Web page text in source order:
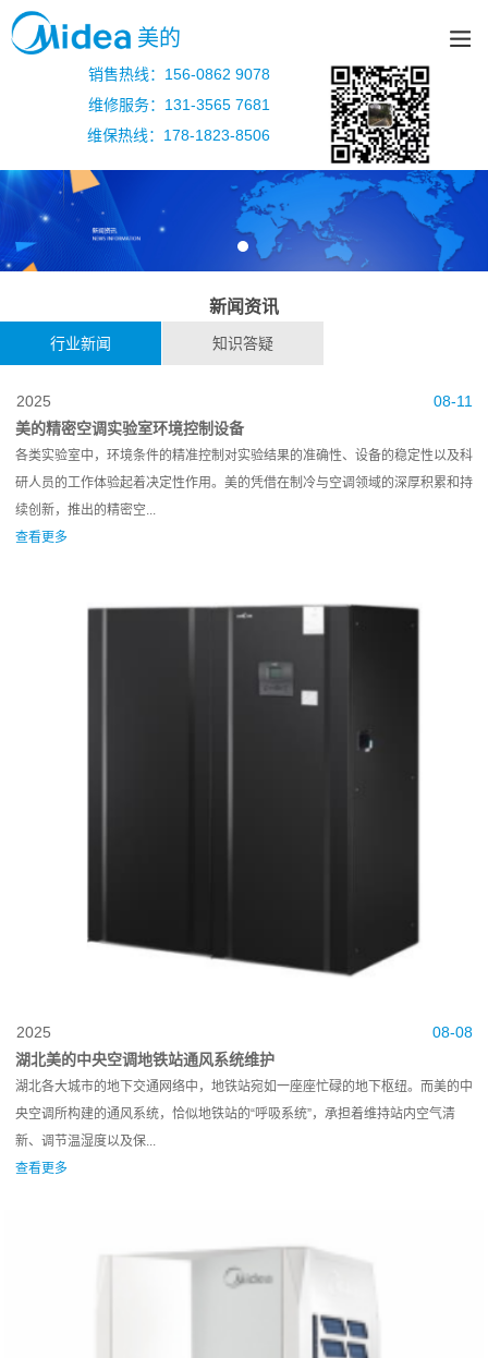
美的
销售热线：156-0862 9078
维修服务：131-3565 7681
维保热线：178-1823-8506
新闻资讯
行业新闻 知识答疑
08-11
2025
美的精密空调实验室环境控制设备
各类实验室中，环境条件的精准控制对实验结果的准确性、设备的稳定性以及科
研人员的工作体验起着决定性作用。美的凭借在制冷与空调领域的深厚积累和持
续创新，推出的精密空...
查看更多
08-08
2025
湖北美的中央空调地铁站通风系统维护
湖北各大城市的地下交通网络中，地铁站宛如一座座忙碌的地下枢纽。而美的中
央空调所构建的通风系统，恰似地铁站的“呼吸系统”，承担着维持站内空气清
新、调节温湿度以及保...
查看更多